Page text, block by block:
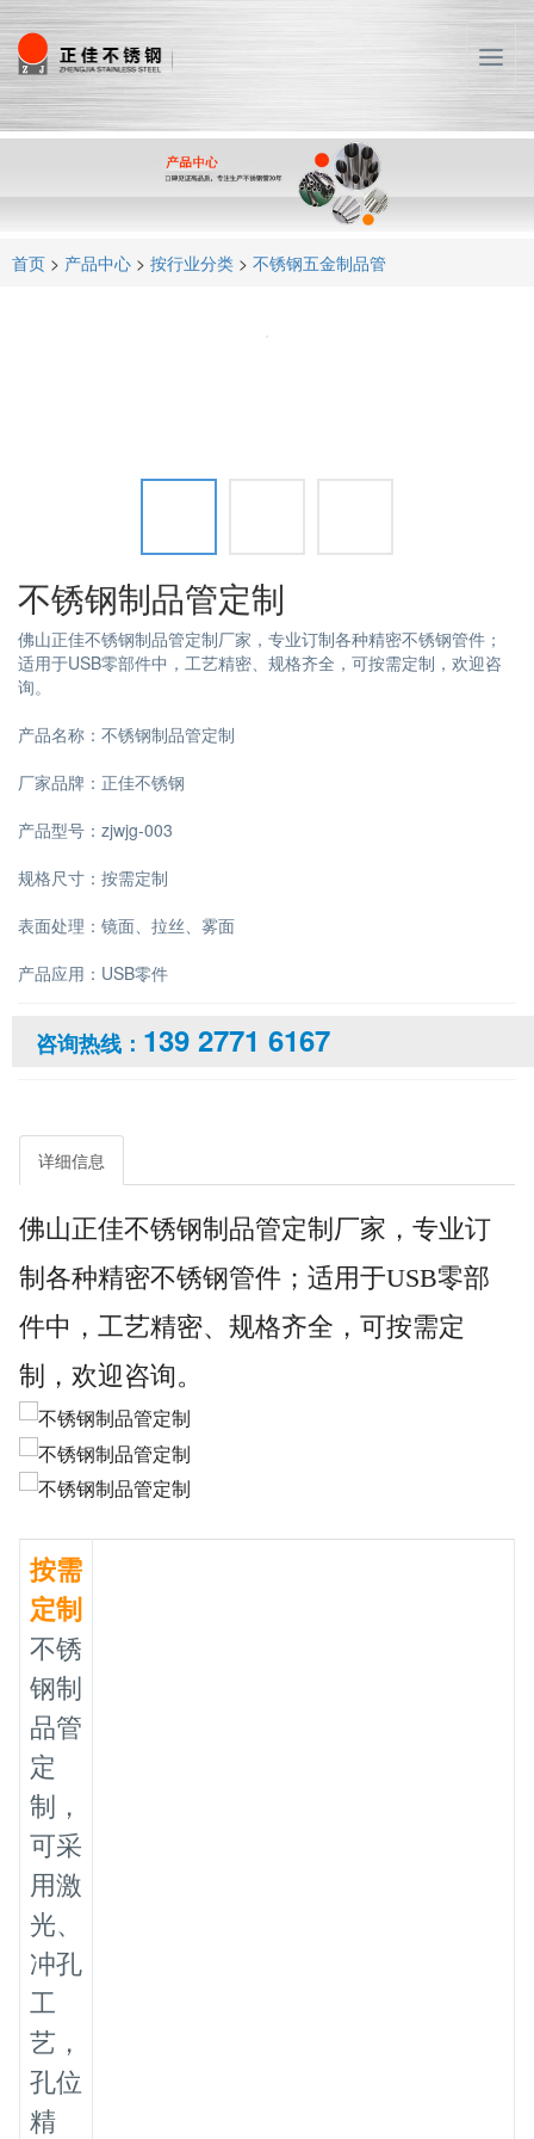
T
o
g
n
首页 > 产品中心 > 按行业分类 > 不锈钢五金制品管
不锈钢制品管定制
佛山正佳不锈钢制品管定制厂家，专业订制各种精密不锈钢管件；
适用于USB零部件中，工艺精密、规格齐全，可按需定制，欢迎咨
询。
产品名称：不锈钢制品管定制
厂家品牌：正佳不锈钢
产品型号：zjwjg-003
规格尺寸：按需定制
表面处理：镜面、拉丝、雾面
产品应用：USB零件
咨询热线： 139 2771 6167
详细信息
佛山正佳不锈钢制品管定制厂家，专业订
制各种精密不锈钢管件；适用于USB零部
件中，工艺精密、规格齐全，可按需定
制，欢迎咨询。
按需
定制
不锈
钢制
品管
定
制，
可采
用激
光、
冲孔
工
艺，
孔位
精